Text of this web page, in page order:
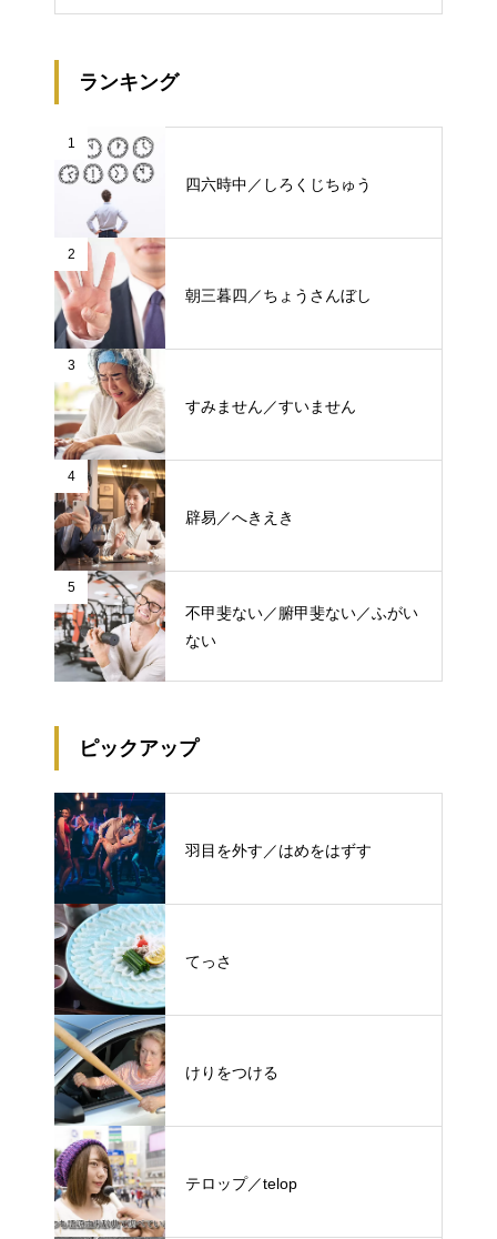
ランキング
1
四六時中／しろくじちゅう
2
朝三暮四／ちょうさんぼし
3
すみません／すいません
4
辟易／へきえき
5
不甲斐ない／腑甲斐ない／ふがい
ない
ピックアップ
羽目を外す／はめをはずす
てっさ
けりをつける
テロップ／telop